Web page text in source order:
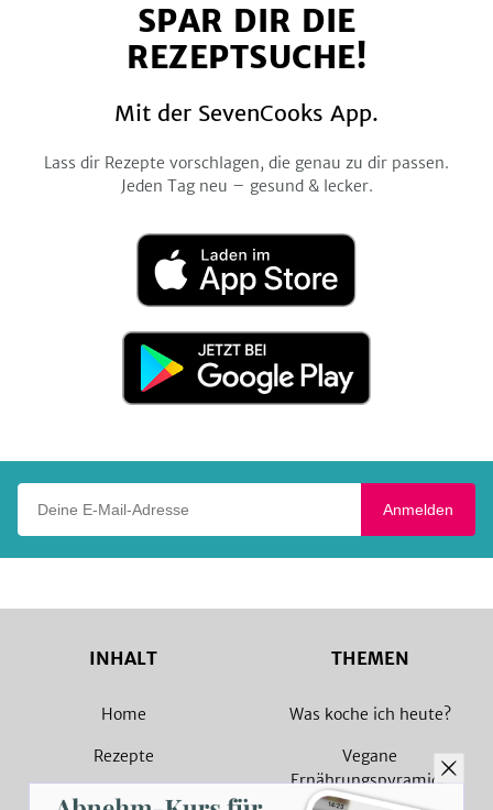
FacebookTwitterPinterestInstagramYouTube
SPAR DIR DIE
REZEPTSUCHE!
Mit der SevenCooks App.
Lass dir Rezepte vorschlagen, die genau zu dir passen.
Jeden Tag neu – gesund & lecker.
Laden
im
App
Jetzt
Google
Anmelden
INHALT
Home
Rezepte
Magazin
THEMEN
Was koche ich heute?
Vegane
Ernährungspyramide